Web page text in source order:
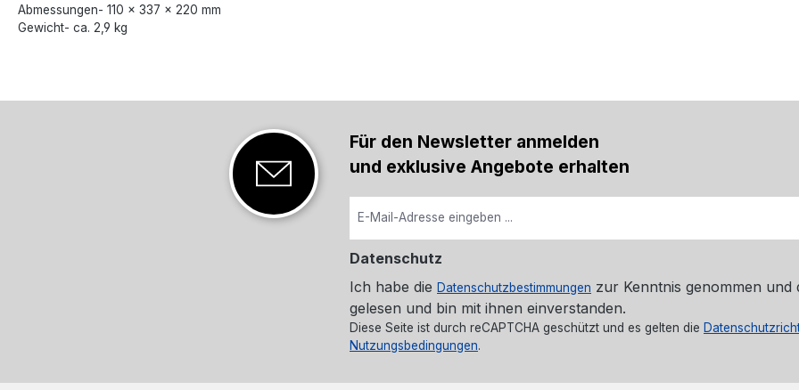
Abmessungen- 110 × 337 × 220 mm
Gewicht- ca. 2,9 kg
Für den Newsletter anmelden
und exklusive Angebote erhalten
Datenschutz
Ich habe die Datenschutzbestimmungen zur Kenntnis genommen und
gelesen und bin mit ihnen einverstanden.
Diese Seite ist durch reCAPTCHA geschützt und es gelten die
Nutzungsbedingungen.